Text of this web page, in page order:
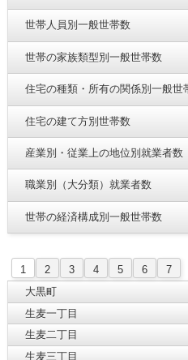
世帯人員別一般世帯数
世帯の家族類型別一般世帯数
住宅の種類・所有の関係別一般世
住宅の建て方別世帯数
産業別・従業上の地位別就業者数
職業別（大分類）就業者数
世帯の経済構成別一般世帯数
1 2 3 4 5 6
7
大黒町
生麦一丁目
生麦二丁目
生麦三丁目